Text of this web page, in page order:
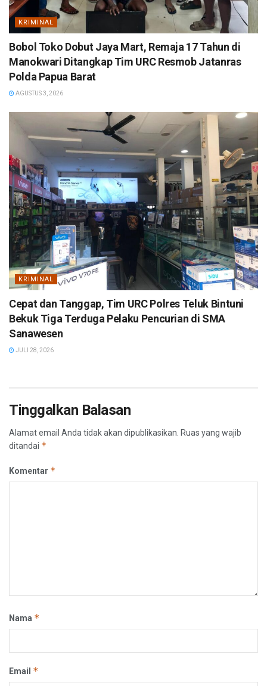
KRIMINAL
Bobol Toko Dobut Jaya Mart, Remaja 17 Tahun di
Manokwari Ditangkap Tim URC Resmob Jatanras
Polda Papua Barat
AGUSTUS 3, 2026
KRIMINAL
Cepat dan Tanggap, Tim URC Polres Teluk Bintuni
Bekuk Tiga Terduga Pelaku Pencurian di SMA
Sanawesen
JULI 28, 2026
Tinggalkan Balasan
Alamat email Anda tidak akan dipublikasikan. Ruas yang wajib
ditandai *
Komentar *
Nama *
Email *